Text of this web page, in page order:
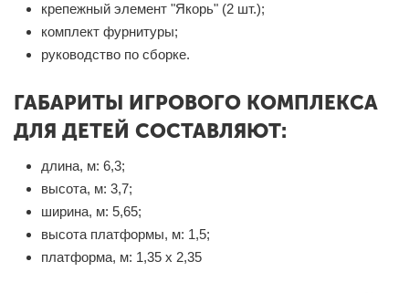
крепежный элемент "Якорь" (2 шт.);
комплект фурнитуры;
руководство по сборке.
ГАБАРИТЫ ИГРОВОГО КОМПЛЕКСА
ДЛЯ ДЕТЕЙ СОСТАВЛЯЮТ:
длина, м: 6,3;
высота, м: 3,7;
ширина, м: 5,65;
высота платформы, м: 1,5;
платформа, м: 1,35 х 2,35